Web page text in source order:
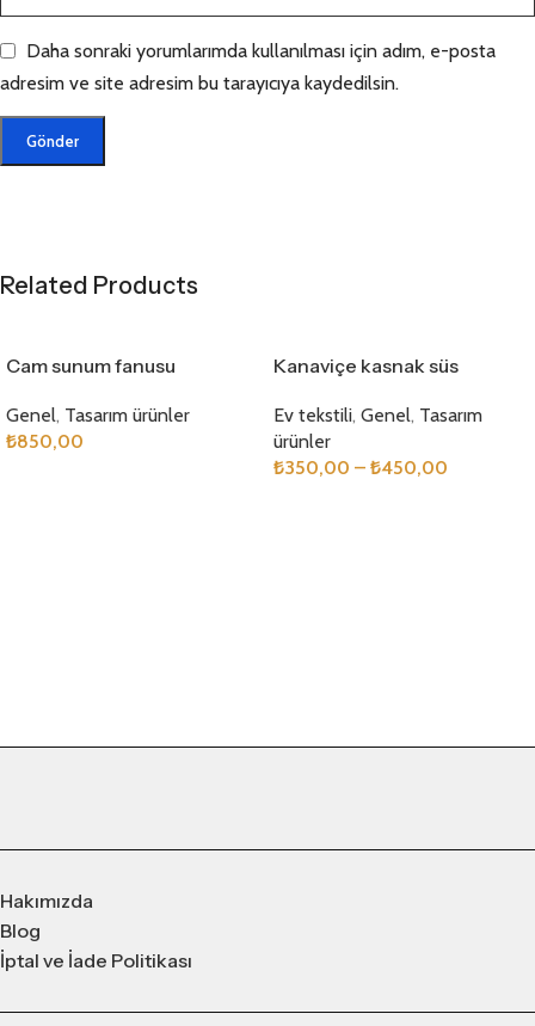
Daha sonraki yorumlarımda kullanılması için adım, e-posta
adresim ve site adresim bu tarayıcıya kaydedilsin.
Related Products
Cam sunum fanusu
Genel, Tasarım ürünler
₺850,00
Kanaviçe kasnak süs
Ev tekstili, Genel, Tasarım
ürünler
₺350,00 – ₺450,00
Hakımızda
Blog
İptal ve İade Politikası